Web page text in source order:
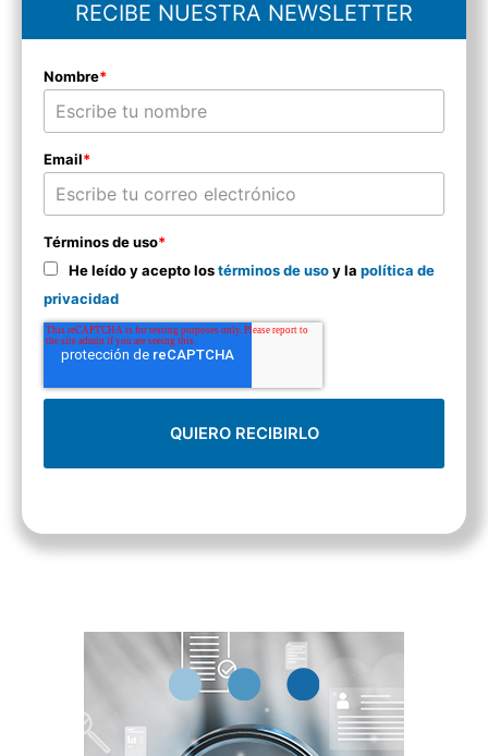
RECIBE NUESTRA NEWSLETTER
Nombre*
Email*
Términos de uso*
He leído y acepto lostérminos de usoy la política de
privacidad